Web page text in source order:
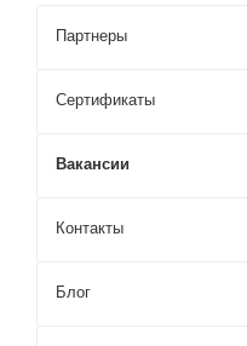
Партнеры
Сертификаты
Вакансии
Контакты
Блог